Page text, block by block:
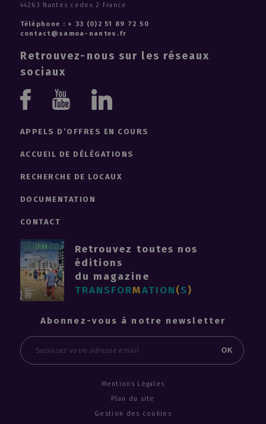
44263 Nantes cedex 2 France
Téléphone : + 33 (0)2 51 89 72 50
contact@samoa-nantes.fr
Retrouvez-nous sur les réseaux
sociaux
YoutubeLinkedin
APPELS D’OFFRES EN COURS
ACCUEIL DE DÉLÉGATIONS
RECHERCHE DE LOCAUX
DOCUMENTATION
CONTACT
Retrouvez toutes nos
éditions
du magazine
TRANSFORMATION(S)
Abonnez-vous à notre newsletter
Email
OK
Mentions Légales
Plan du site
Gestion des cookies